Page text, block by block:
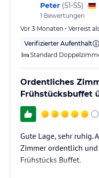
Peter (51-55)
1 Bewertungen
Vor 3 Monaten • Verreist
Verifizierter Aufenthalt
Standard
Ordentliches
Frühstücksbuffet
Gute Lage, sehr ruhig.
Zimmer ordentlich und
Frühstücks Buffet.